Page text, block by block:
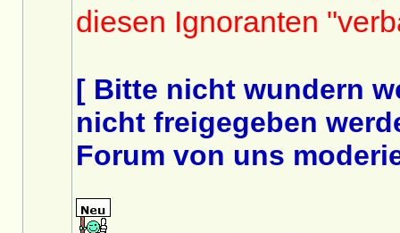
diesen Ignoranten
[ Bitte nicht wundern
nicht freigegeben
Forum von uns